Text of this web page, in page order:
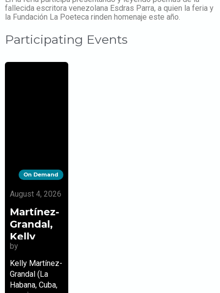
fallecida escritora venezolana Esdras Parra, a quien la feria y
la Fundación La Poeteca rinden homenaje este año.
Participating Events
On Demand
August 4, 2026
Martínez-
Grandal,
Kelly
by
Kelly Martínez-
Grandal (La
Habana, Cuba,